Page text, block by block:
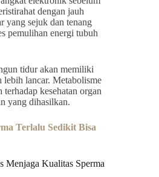
dengan jauh
yang sejuk dan tenang
pemulihan energi tubuh
tidur akan memiliki
lebih lancar. Metabolisme
kesehatan organ
yang dihasilkan.
Terlalu Sedikit Bisa
Menjaga Kualitas Sperma